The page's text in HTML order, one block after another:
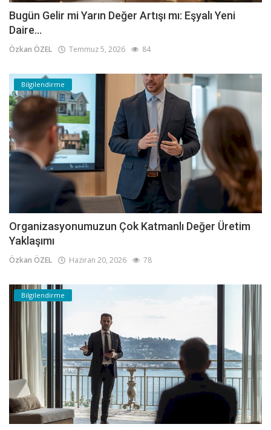
Bugün Gelir mi Yarın Değer Artışı mı: Eşyalı Yeni
Daire...
Özkan ÖZEL Temmuz 5, 2026 84
Bilgilendirme
Organizasyonumuzun Çok Katmanlı Değer Üretim
Yaklaşımı
Özkan ÖZEL Haziran 20, 2026 78
Bilgilendirme